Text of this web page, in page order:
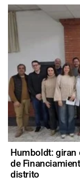
Humboldt: giran
de
distrito